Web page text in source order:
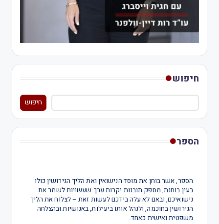
חיפוש
חיפוש
הספר
הספר, אשר בוחן את מוסד הנישואין ואת הליך הגירושין כולו
בעין בוחנת, מספק תובנות יקרות ערך שעשויות לשמר את
נישואיכם, ובאם לא עלה בידכם לעשות זאת – לצלוח את הליך
הגירושין בחוכמה, ולנהל אותו ביעילות, באנושיות ובהצלחה
משפטית ואישית כאחד.